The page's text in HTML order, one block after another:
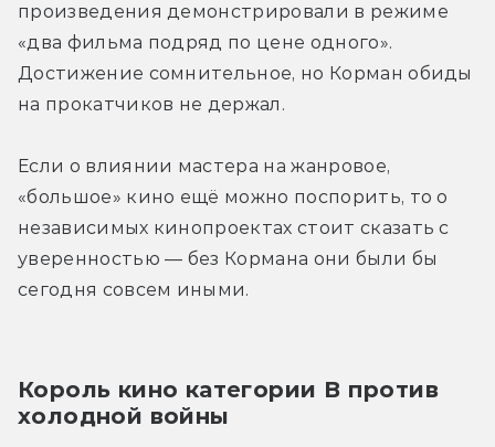
произведения демонстрировали в режиме
«два фильма подряд по цене одного».
Достижение сомнительное, но Корман обиды
на прокатчиков не держал.
Если о влиянии мастера на жанровое,
«большое» кино ещё можно поспорить, то о
независимых кинопроектах стоит сказать с
уверенностью — без Кормана они были бы
сегодня совсем иными.
Король кино категории В против
холодной войны